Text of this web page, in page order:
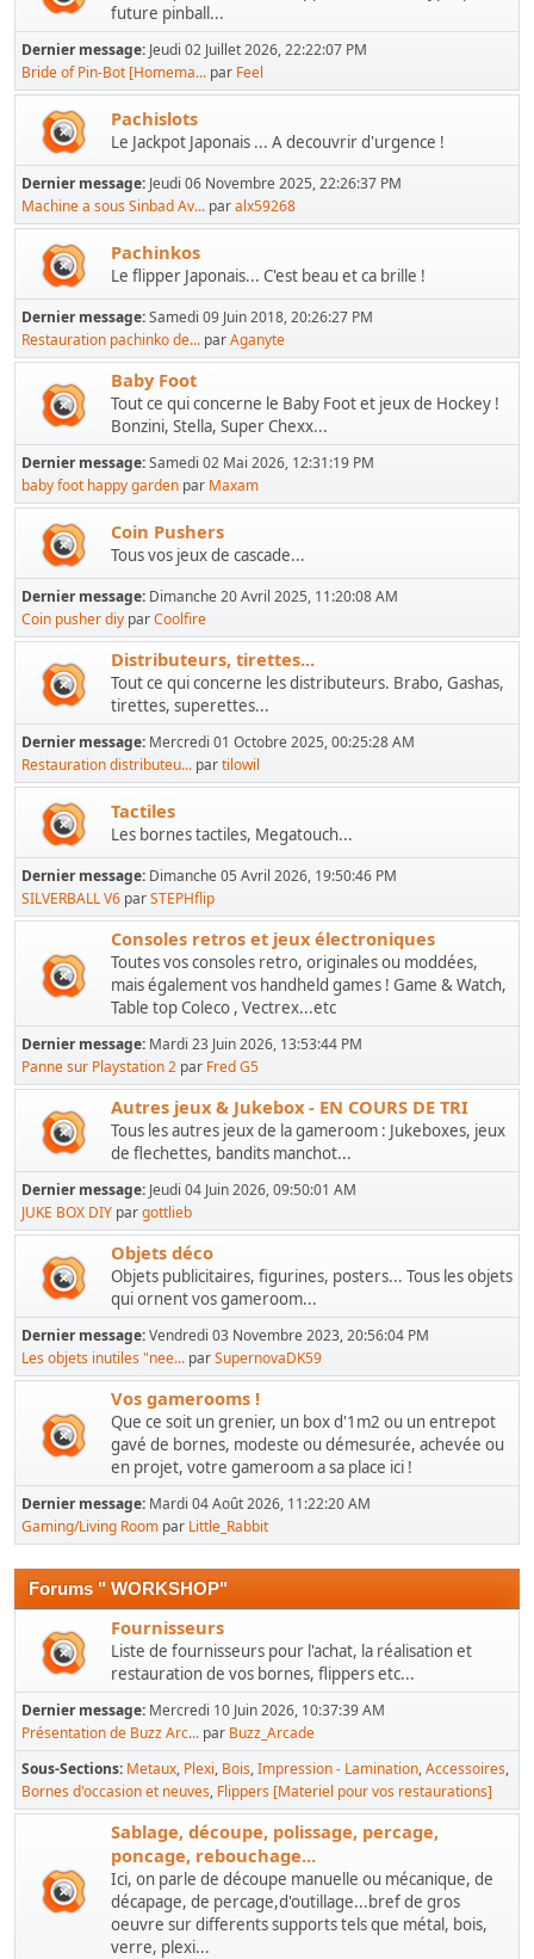
future pinball...
Dernier message: Jeudi 02 Juillet 2026, 22:22:07 PM
Bride of Pin-Bot [Homema... par Feel
Pachislots
Le Jackpot Japonais ... A decouvrir d'urgence !
Dernier message: Jeudi 06 Novembre 2025, 22:26:37 PM
Machine a sous Sinbad Av... paralx59268
Pachinkos
Le flipper Japonais... C'est beau et ca brille !
Dernier message:Samedi 09 Juin 2018, 20:26:27 PM
Restauration pachinko de... parAganyte
Baby Foot
Tout ce qui concerne le Baby Foot et jeux de Hockey !
Bonzini, Stella, Super Chexx...
Dernier message:Samedi 02 Mai 2026, 12:31:19 PM
baby foot happy garden par Maxam
Coin Pushers
Tous vos jeux de cascade...
Dernier message: Dimanche 20 Avril 2025, 11:20:08 AM
Coin pusher diy parCoolfire
Distributeurs, tirettes...
Tout ce qui concerne les distributeurs. Brabo, Gashas,
tirettes, superettes...
Dernier message: Mercredi 01 Octobre 2025, 00:25:28 AM
Restauration distributeu... partilowil
Tactiles
Les bornes tactiles, Megatouch...
Dernier message: Dimanche 05 Avril 2026, 19:50:46 PM
SILVERBALL V6 parSTEPHflip
Consoles retros et jeux électroniques
Toutes vos consoles retro, originales ou moddées,
mais également vos handheld games ! Game & Watch,
Table top Coleco , Vectrex...etc
Dernier message: Mardi 23 Juin 2026, 13:53:44 PM
Panne sur Playstation 2 par Fred G5
Autres jeux & Jukebox - EN COURS DE TRI
Tous les autres jeux de la gameroom : Jukeboxes, jeux
de flechettes, bandits manchot...
Dernier message: Jeudi 04 Juin 2026, 09:50:01 AM
JUKE BOX DIY pargottlieb
Objets déco
Objets publicitaires, figurines, posters... Tous les objets
qui ornent vos gameroom...
Dernier message:Vendredi 03 Novembre 2023, 20:56:04 PM
Les objets inutiles "nee... parSupernovaDK59
Vos gamerooms !
Que ce soit un grenier, un box d'1m2 ou un entrepot
gavé de bornes, modeste ou démesurée, achevée ou
en projet, votre gameroom a sa place ici !
Dernier message: Mardi 04 Août 2026, 11:22:20 AM
Gaming/Living Room par Little_Rabbit
Forums " WORKSHOP"
Fournisseurs
Liste de fournisseurs pour l'achat, la réalisation et
restauration de vos bornes, flippers etc...
Dernier message: Mercredi 10 Juin 2026, 10:37:39 AM
Présentation de Buzz Arc... par Buzz_Arcade
Sous-Sections Metaux Plexi Bois Impression - Lamination Accessoires
Bornes d'occasion et neuves Flippers [Materiel pour vos restaurations]
Sablage, découpe, polissage, percage,
poncage, rebouchage...
Ici, on parle de découpe manuelle ou mécanique, de
décapage, de percage,d'outillage...bref de gros
oeuvre sur differents supports tels que métal, bois,
verre, plexi...